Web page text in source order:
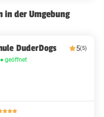
in der Umgebung
DuderDogs 5(5)
● geöffnet